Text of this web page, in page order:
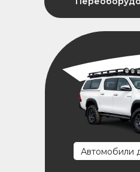
Автомобили